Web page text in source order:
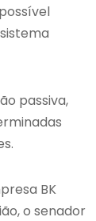
passiva,
BK
o senador